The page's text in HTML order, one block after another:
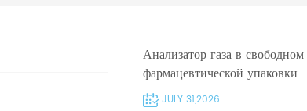
Анализатор газа в
фармацевтической упаковки
JULY 31,2026.